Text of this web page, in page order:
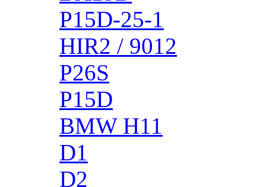
P15D-25-1
HIR2 / 9012
P26S
P15D
BMW H11
D1
D2